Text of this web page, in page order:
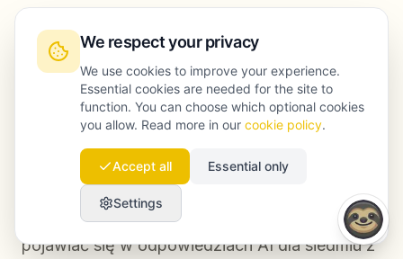
czerpie dane.
Działania naprawcze obejmowały przebudowę
architektury treści, dodanie bloków
odpowiedzi, przepisanie stron porównawczych
pozyskanie publikacji w trzech mediach
branżowych, które Perplexity regularnie cytuje
w tej kategorii. W ciągu 90 dni marka zaczęła
pojawiać się w odpowiedziach AI dla siedmiu z
We respect your privacy
We use cookies to improve your experience.
Essential cookies are needed for the site to
function. You can choose which optional cookies
you allow. Read more in our cookie policy.
Accept all Essential only
Settings